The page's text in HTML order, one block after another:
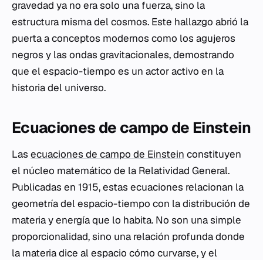
gravedad ya no era solo una fuerza, sino la
estructura misma del cosmos. Este hallazgo abrió la
puerta a conceptos modernos como los agujeros
negros y las ondas gravitacionales, demostrando
que el espacio-tiempo es un actor activo en la
historia del universo.
Ecuaciones de campo de Einstein
Las ecuaciones de campo de Einstein constituyen
el núcleo matemático de la Relatividad General.
Publicadas en 1915, estas ecuaciones relacionan la
geometría del espacio-tiempo con la distribución de
materia y energía que lo habita. No son una simple
proporcionalidad, sino una relación profunda donde
la materia dice al espacio cómo curvarse, y el